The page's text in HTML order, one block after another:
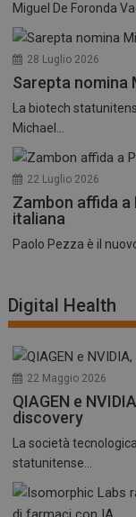
Miguel De Foronda
28 Luglio 2026
Sarepta nomina
La biotech
Michael...
22 Luglio 2026
Zambon affida a
italiana
Paolo Pezza è il
Digital Health
22 Maggio 2026
QIAGEN e
discovery
La società
statunitense...